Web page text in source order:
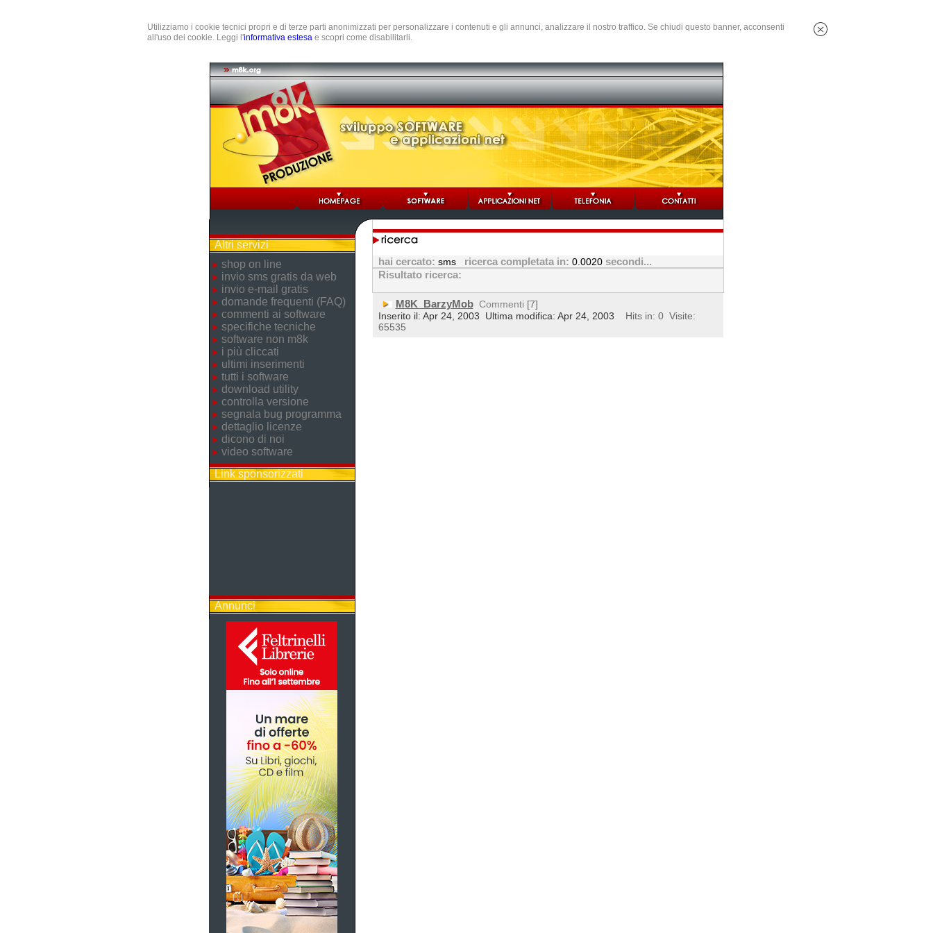
Utilizziamo i cookie tecnici propri e di terze parti anonimizzati per personalizzare i contenuti e gli annunci, analizzare il nostro traffico. Se chiudi questo banner, acconsenti
all'uso dei cookie. Leggi l'informativa estesa e scopri come disabilitarli.
Altri servizi
shop on line
invio sms gratis da web
invio e-mail gratis
domande frequenti (FAQ)
commenti ai software
specifiche tecniche
software non m8k
i più cliccati
ultimi inserimenti
tutti i software
download utility
controlla versione
segnala bug programma
dettaglio licenze
dicono di noi
video software
Link sponsorizzati
Annunci
hai cercato: sms ricerca completata in: 0.0020secondi...
Risultato ricerca:
M8K_BarzyMob Commenti [7]
Inserito il: Apr 24, 2003 Ultima modifica: Apr 24, 2003 Hits in: 0Visite:
65535